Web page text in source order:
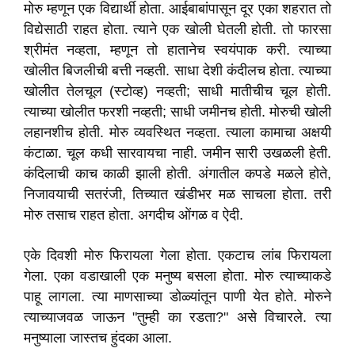
मोरु म्हणून एक विद्यार्थी होता. आईबाबांपासून दूर एका शहरात तो
विद्येसाठी राहत होता. त्याने एक खोली घेतली होती. तो फारसा
श्रीमंत नव्हता, म्हणून तो हातानेच स्वयंपाक करी. त्याच्या
खोलीत बिजलीची बत्ती नव्हती. साधा देशी कंदीलच होता. त्याच्या
खोलीत तेलचूल (स्टोव्ह) नव्हती; साधी मातीचीच चूल होती.
त्याच्या खोलीत फरशी नव्हती; साधी जमीनच होती. मोरुची खोली
लहानशीच होती. मोरु व्यवस्थित नव्हता. त्याला कामाचा अक्षयी
कंटाळा. चूल कधी सारवायचा नाही. जमीन सारी उखळली हेती.
कंदिलाची काच काळी झाली होती. अंगातील कपडे मळले होते,
निजावयाची सतरंजी, तिच्यात खंडीभर मळ साचला होता. तरी
मोरु तसाच राहत होता. अगदीच ओंगळ व ऐदी.
एके दिवशी मोरु फिरायला गेला होता. एकटाच लांब फिरायला
गेला. एका वडाखाली एक मनुष्य बसला होता. मोरु त्याच्याकडे
पाहू लागला. त्या माणसाच्या डोळ्यांतून पाणी येत होते. मोरुने
त्याच्याजवळ जाऊन "तुम्ही का रडता?" असे विचारले. त्या
मनुष्याला जास्तच हुंदका आला.